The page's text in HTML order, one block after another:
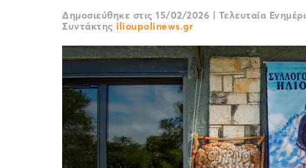
Δημοσιεύθηκε στις 15/02/2026 | Τελευταία
Συντάκτης ilioupolinews.gr